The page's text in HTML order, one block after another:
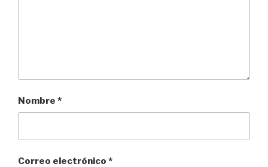
Nombre *
Correo electrónico *